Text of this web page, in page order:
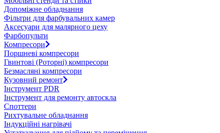
Допоміжне обладнання
Фільтри для фарбувальних камер
Аксесуари для малярного цеху
Фарбопульти
Компресори
Поршневі компресори
Гвинтові (Роторні) компресори
Безмасляні компресори
Кузовний ремонт
Інструмент PDR
Інструмент для ремонту автоскла
Споттери
Рихтувальне обладнання
Індукційні нагрівачі